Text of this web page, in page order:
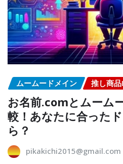
ムームードメイン 推し商品
お名前.comとムーム
較！あなたに合った
ら？
pikakichi2015@gmail.com